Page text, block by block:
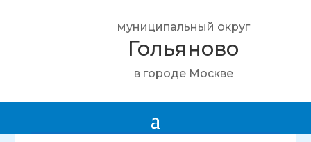
муниципальный округ
Гольяново
в городе Москве